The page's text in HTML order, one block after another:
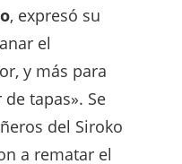
, expresó su
el
y más para
tapas». Se
del Siroko
a rematar el